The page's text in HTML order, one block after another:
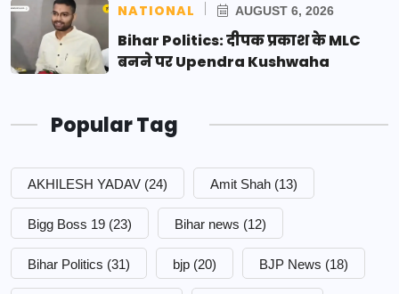
NATIONAL AUGUST 6, 2026
Bihar Politics: दीपक प्रकाश के MLC
बनने पर Upendra Kushwaha
Popular Tag
AKHILESH YADAV (24) Amit Shah (13)
Bigg Boss 19 (23) Bihar news (12)
Bihar Politics (31) bjp (20) BJP News (18)